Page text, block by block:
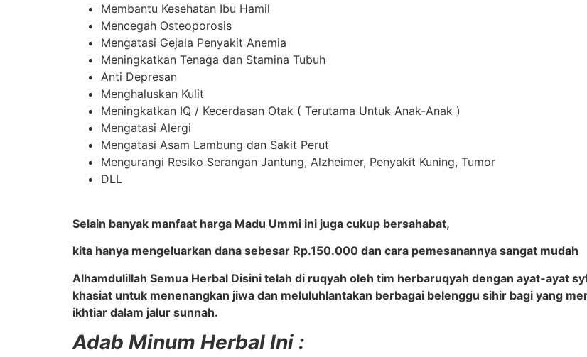
Membantu Kesehatan Ibu Hamil
Mencegah Osteoporosis
Mengatasi Gejala Penyakit Anemia
Meningkatkan Tenaga dan Stamina Tubuh
Anti Depresan
Menghaluskan Kulit
Meningkatkan IQ / Kecerdasan Otak ( Terutama Untuk Anak-Anak )
Mengatasi Alergi
Mengatasi Asam Lambung dan Sakit Perut
Mengurangi Resiko Serangan Jantung, Alzheimer, Penyakit Kuning, Tumor
DLL
Selain banyak manfaat harga Madu Ummi ini juga cukup bersahabat,
kita hanya mengeluarkan dana sebesar Rp.150.000 dan cara pemesanannya sangat mudah
Alhamdulillah Semua Herbal Disini telah di ruqyah oleh tim herbaruqyah dengan ayat-ayat
khasiat untuk menenangkan jiwa dan meluluhlantakan berbagai belenggu sihir bagi yang
ikhtiar dalam jalur sunnah.
Adab Minum Herbal Ini :